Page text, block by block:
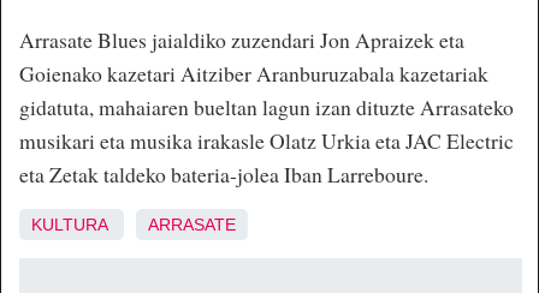
Arrasate Blues jaialdiko zuzendari Jon Apraizek eta
Goienako kazetari Aitziber Aranburuzabala kazetariak
gidatuta, mahaiaren bueltan lagun izan dituzte Arrasateko
musikari eta musika irakasle Olatz Urkia eta JAC Electric
eta Zetak taldeko bateria-jolea Iban Larreboure.
KULTURA ARRASATE